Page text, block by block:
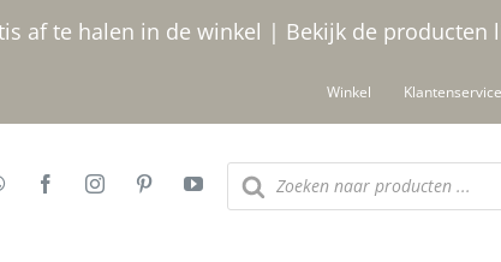
af te halen in de winkel | Bekijk de producten
Winkel Klantenservice
Producten
zoeken